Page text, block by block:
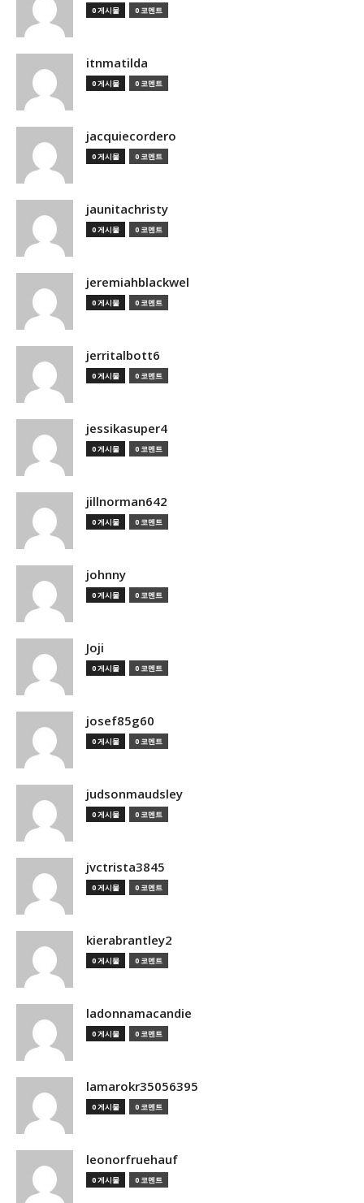
0 게시물 0 코멘트
itnmatilda
0 게시물 0 코멘트
jacquiecordero
0 게시물 0 코멘트
jaunitachristy
0 게시물 0 코멘트
jeremiahblackwel
0 게시물 0 코멘트
jerritalbott6
0 게시물 0 코멘트
jessikasuper4
0 게시물 0 코멘트
jillnorman642
0 게시물 0 코멘트
johnny
0 게시물 0 코멘트
Joji
0 게시물 0 코멘트
josef85g60
0 게시물 0 코멘트
judsonmaudsley
0 게시물 0 코멘트
jvctrista3845
0 게시물 0 코멘트
kierabrantley2
0 게시물 0 코멘트
ladonnamacandie
0 게시물 0 코멘트
lamarokr35056395
0 게시물 0 코멘트
leonorfruehauf
0 게시물 0 코멘트